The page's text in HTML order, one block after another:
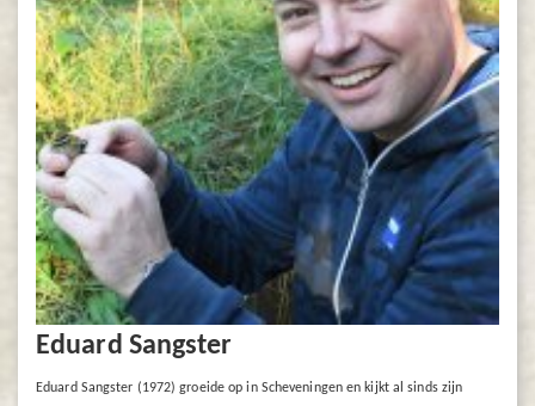
Eduard Sangster
Eduard Sangster (1972) groeide op in Scheveningen en kijkt al sinds zijn